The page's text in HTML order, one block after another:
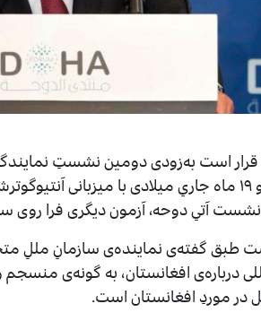
است به‌زودی دومین نشستِ
افغانستان در روزهای ۱۸ و ۱۹ ماه جاریِ میلادی با
آتیِ دوحه، آزمون دیگری فرا روی
طبق گفته‌ی نماینده‌ی سازمانِ مللِ
درباره‌ی افغانستان، به گونه‌ی
در موردِ افغانستان است.